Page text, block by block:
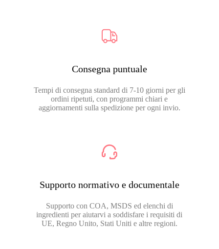
Consegna puntuale
Tempi di consegna standard di 7-10 giorni per gli
ordini ripetuti, con programmi chiari e
aggiornamenti sulla spedizione per ogni invio.
Supporto normativo e documentale
Supporto con COA, MSDS ed elenchi di
ingredienti per aiutarvi a soddisfare i requisiti di
UE, Regno Unito, Stati Uniti e altre regioni.